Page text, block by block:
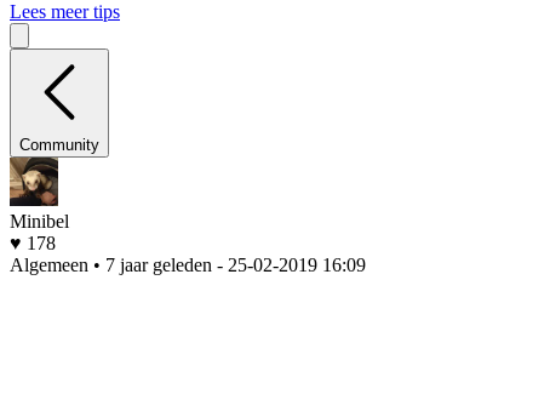
Lees meer tips
Community
Minibel
♥ 178
Algemeen • 7 jaar geleden - 25-02-2019 16:09